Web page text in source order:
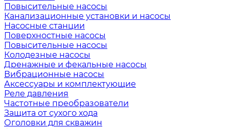
Повысительные насосы
Канализационные установки и насосы
Насосные станции
Поверхностные насосы
Повысительные насосы
Колодезные насосы
Дренажные и фекальные насосы
Вибрационные насосы
Аксессуары и комплектующие
Реле давления
Частотные преобразователи
Защита от сухого хода
Оголовки для скважин